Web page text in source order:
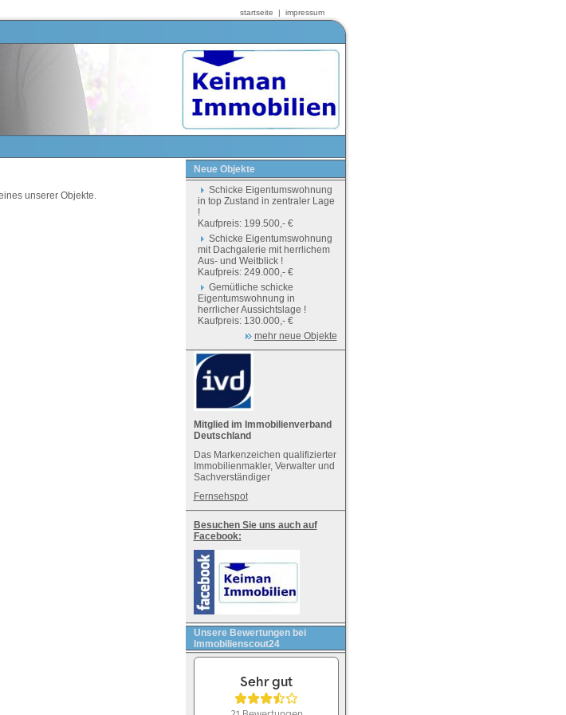
startseite | impressum
unserer Objekte.
Neue Objekte
Schicke Eigentumswohnung
in top Zustand in zentraler Lage
!
Kaufpreis: 199.500,- €
Schicke Eigentumswohnung
mit Dachgalerie mit herrlichem
Aus- und Weitblick !
Kaufpreis: 249.000,- €
Gemütliche schicke
Eigentumswohnung in
herrlicher Aussichtslage !
Kaufpreis: 130.000,- €
mehr neue Objekte
Mitglied im Immobilienverband
Deutschland
Das Markenzeichen qualifizierter
Immobilienmakler, Verwalter und
Sachverständiger
Fernsehspot
Besuchen Sie uns auch auf
Facebook:
Unsere Bewertungen bei
Immobilienscout24